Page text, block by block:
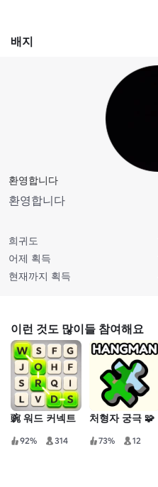
배지
환영합니다
환영합니다
희귀도
어제 획득
현재까지 획득
이런 것도 많이들 참여해요
豌 워드 커넥트
92% 314
처형자 궁극 🧩
73% 12